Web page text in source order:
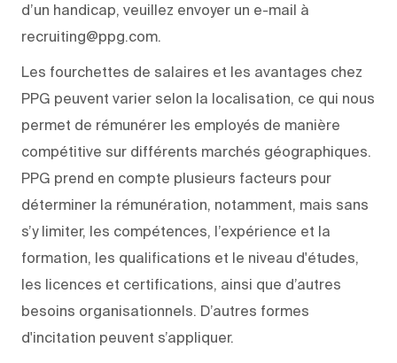
d’un handicap, veuillez envoyer un e-mail à
recruiting@ppg.com.
Les fourchettes de salaires et les avantages chez
PPG peuvent varier selon la localisation, ce qui nous
permet de rémunérer les employés de manière
compétitive sur différents marchés géographiques.
PPG prend en compte plusieurs facteurs pour
déterminer la rémunération, notamment, mais sans
s’y limiter, les compétences, l’expérience et la
formation, les qualifications et le niveau d'études,
les licences et certifications, ainsi que d’autres
besoins organisationnels. D’autres formes
d'incitation peuvent s’appliquer.